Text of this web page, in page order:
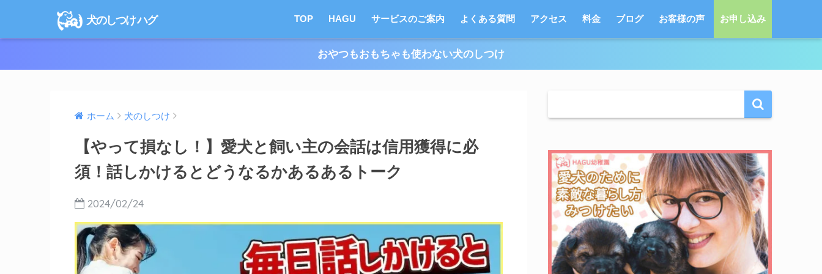
犬のしつけ ハグ TOP HAGU サービスのご案内 よくある質問 アクセス 料金 ブログ お客様の声 お申し込み
おやつもおもちゃも使わない犬のしつけ
ホーム 犬のしつけ
【やって損なし！】愛犬と飼い主の会話は信用獲得に必
須！話しかけるとどうなるかあるあるトーク
2024/02/24